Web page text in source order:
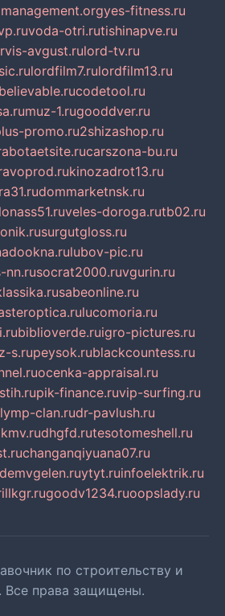
yes-fitness.ru
voda-otri.rutishinapve.ru
avgust.rulord-tv.ru
lordfilm7.rulordfilm13.ru
codetool.ru
muz-1.rugooddver.ru
promo.ru2shizashop.ru
carszona-bu.ru
kinozadrot13.ru
dommarketnsk.ru
veles-doroga.rutb02.ru
surgutgloss.ru
lubov-pic.ru
nn.rusocrat2000.ruvgurin.ru
sabeonline.ru
lucomoria.ru
biblioverde.ruigro-pictures.ru
s.rupeysok.rublackcountess.ru
ocenka-appraisal.ru
pik-finance.ruvip-surfing.ru
clan.rudr-pavlush.ru
dhgfd.rutesotomeshell.ru
changanqiyuana07.ru
ytyt.ruinfoelektrik.ru
goodv1234.ruoopslady.ru
по строительству и
Все права защищены.